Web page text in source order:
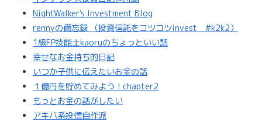
NightWalker's Investment Blog
rennyの備忘録 （投資信託をコツコツinvest #k2k2）
1級FP技能士kaoruのちょっといい話
幸せなお金持ち的日記
いつか子供に伝えたいお金の話
１億円を貯めてみよう！chapter2
もっとお金の話がしたい
アキバ系投信自作派